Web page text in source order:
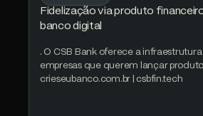
Fidelização via produto
banco digital
. O CSB Bank oferece a
empresas que querem lançar
crieseubanco.com.br | csbfin.tech